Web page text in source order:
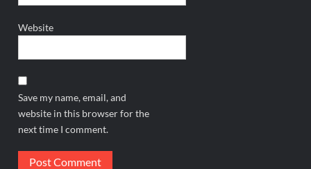
Website
Save my name, email, and
website in this browser for the
next time I comment.